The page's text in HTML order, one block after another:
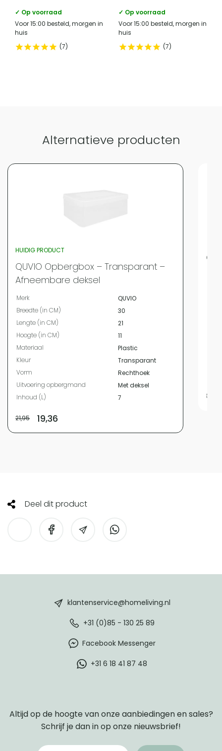
marktdeelnemer in de eu
+31 (0)85 - 130 25 89
Vergelijk met alternatieven
✓ Op voorraad
Voor 15:00 besteld, morgen in
huis
7
✓ Op voorraad
Voor 15:00 besteld, morgen in
huis
7
Alternatieve producten
HUIDIG PRODUCT
QUVIO Opbergbox – Transparant –
Afneembare deksel
Merk
QUVIO
Breedte (in CM)
30
Lengte (in CM)
21
Hoogte (in CM)
11
Materiaal
Plastic
Kleur
Transparant
Vorm
Rechthoek
Uitvoering opbergmand
Met deksel
Inhoud (L)
7
21,95 19,36
22,95
Deel dit product
klantenservice@homeliving.nl
+31 (0)85 - 130 25 89
Facebook Messenger
+31 6 18 41 87 48
Altijd op de hoogte van onze aanbiedingen en sales?
Schrijf je dan in op onze nieuwsbrief!